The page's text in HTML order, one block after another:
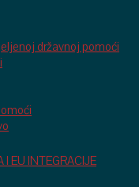
državnoj pomoći
EU INTEGRACIJE